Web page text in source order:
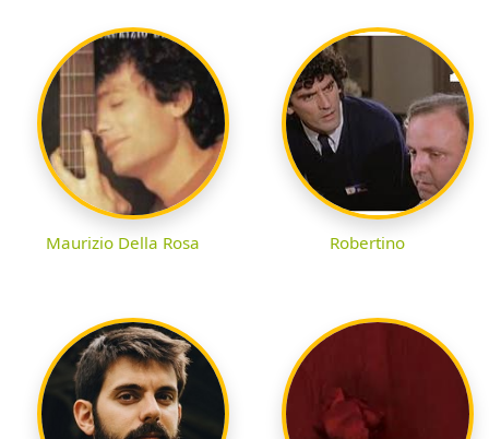
Maurizio Della Rosa Robertino